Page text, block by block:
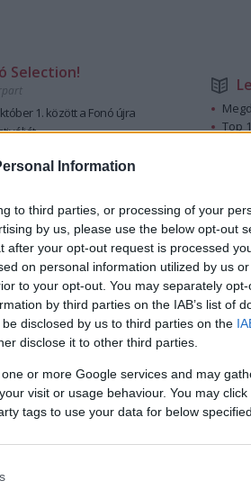
Information
to third parties, or processing of your
by us, please use the below opt-out
after your opt-out request is processed
on personal information utilized by us
to your opt-out. You may separately
by third parties on the IAB’s list of
disclosed by us to third parties on the
disclose it to other third parties.
or more Google services and may
visit or usage behaviour. You may
tags to use your data for below
Selection!
1. között a Fonó újra
tovább
csapat koncertjével zárul
20:00-kor kezdünk!
tovább
Az alapítóval, Tárkány-
Top
A
A